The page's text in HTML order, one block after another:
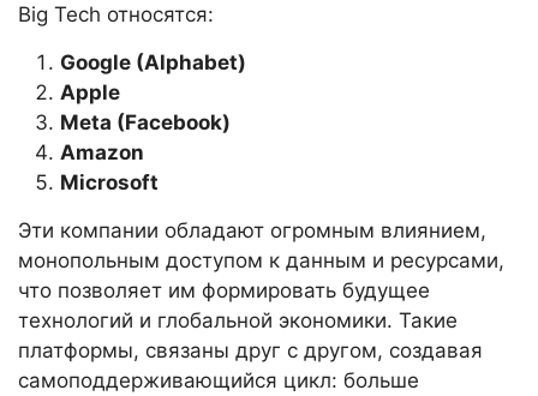
Big Tech относятся:
Google (Alphabet)
Apple
Meta (Facebook)
Amazon
Microsoft
Эти компании обладают огромным влиянием,
монопольным доступом к данным и ресурсами,
что позволяет им формировать будущее
технологий и глобальной экономики. Такие
платформы, связаны друг с другом, создавая
самоподдерживающийся цикл: больше